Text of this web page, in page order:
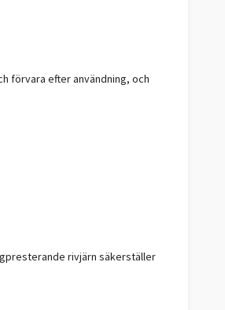
förvara efter användning, och
rivjärn säkerställer